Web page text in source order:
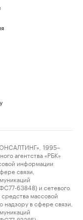
1995–
агентства «РБК»
информации
связи,
63848) и сетевого
массовой
в сфере связи,